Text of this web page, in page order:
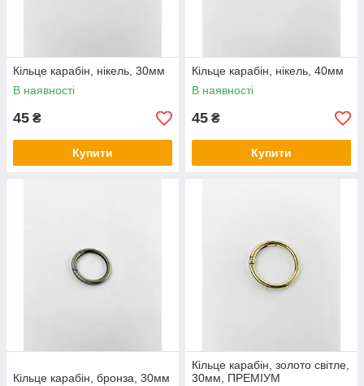
Кільце карабін, нікель, 30мм
В наявності
45 ₴
Купити
Кільце карабін, нікель, 40мм
В наявності
45 ₴
Купити
Кільце карабін, бронза, 30мм
Кільце карабін, золото світле,
30мм, ПРЕМІУМ